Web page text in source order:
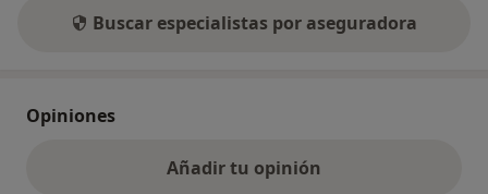
Buscar especialistas por aseguradora
Opiniones
Añadir tu opinión